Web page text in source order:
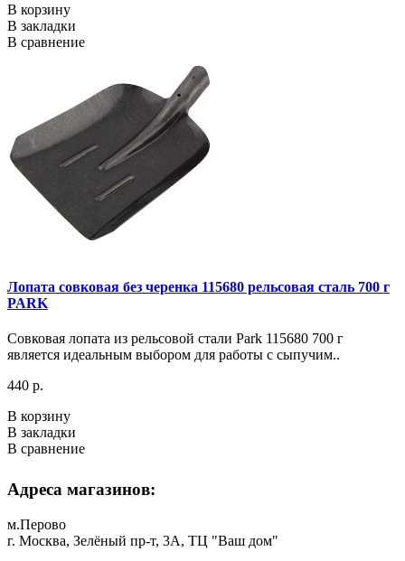
В корзину
В закладки
В сравнение
Лопата совковая без черенка 115680 рельсовая сталь 700 г
PARK
Совковая лопата из рельсовой стали Park 115680 700 г
является идеальным выбором для работы с сыпучим..
440 р.
В корзину
В закладки
В сравнение
Адреса магазинов:
м.Перово
г. Москва, Зелёный пр-т, 3А, ТЦ "Ваш дом"